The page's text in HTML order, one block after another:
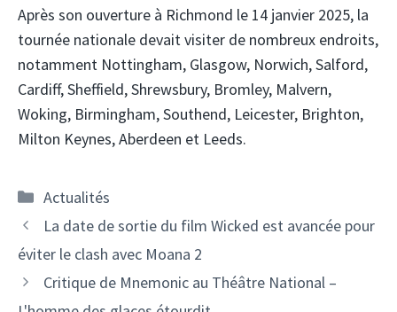
Après son ouverture à Richmond le 14 janvier 2025, la
tournée nationale devait visiter de nombreux endroits,
notamment Nottingham, Glasgow, Norwich, Salford,
Cardiff, Sheffield, Shrewsbury, Bromley, Malvern,
Woking, Birmingham, Southend, Leicester, Brighton,
Milton Keynes, Aberdeen et Leeds.
Catégories
Actualités
La date de sortie du film Wicked est avancée pour
éviter le clash avec Moana 2
Critique de Mnemonic au Théâtre National –